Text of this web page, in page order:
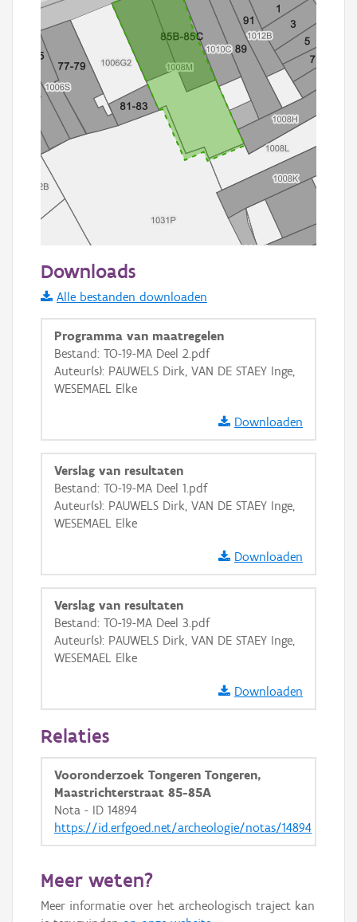
Informatie Vlaanderen
i
+ −
Basis Lagen
OSM-Basiskaart
GRB-Basiskaart
GRB-Basiskaart in grijswaarden
Downloads
Alle bestanden downloaden
Programma van maatregelen
Bestand: TO-19-MA Deel 2.pdf
Auteur(s): PAUWELS Dirk, VAN DE STAEY Inge,
WESEMAEL Elke
Downloaden
Verslag van resultaten
Bestand: TO-19-MA Deel 1.pdf
Auteur(s): PAUWELS Dirk, VAN DE STAEY Inge,
WESEMAEL Elke
Downloaden
Verslag van resultaten
Bestand: TO-19-MA Deel 3.pdf
Auteur(s): PAUWELS Dirk, VAN DE STAEY Inge,
WESEMAEL Elke
Downloaden
Relaties
Vooronderzoek Tongeren Tongeren,
Maastrichterstraat 85-85A
Nota - ID 14894
https://id.erfgoed.net/archeologie/notas/14894
Meer weten?
Meer informatie over het archeologisch traject kan